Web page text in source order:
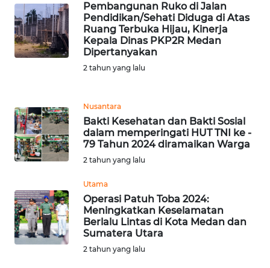
Pembangunan Ruko di Jalan
Pendidikan/Sehati Diduga di Atas
Ruang Terbuka Hijau, Kinerja
Kepala Dinas PKP2R Medan
Dipertanyakan
2 tahun yang lalu
Nusantara
Bakti Kesehatan dan Bakti Sosial
dalam memperingati HUT TNI ke -
79 Tahun 2024 diramaikan Warga
2 tahun yang lalu
Utama
Operasi Patuh Toba 2024:
Meningkatkan Keselamatan
Berlalu Lintas di Kota Medan dan
Sumatera Utara
2 tahun yang lalu
WN
SULUT
WN
MALUT
WN
DANAU
TOBA